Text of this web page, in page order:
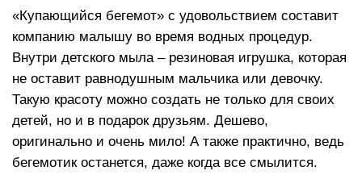
«Купающийся бегемот» с удовольствием составит
компанию малышу во время водных процедур.
Внутри детского мыла – резиновая игрушка, которая
не оставит равнодушным мальчика или девочку.
Такую красоту можно создать не только для своих
детей, но и в подарок друзьям. Дешево,
оригинально и очень мило! А также практично, ведь
бегемотик останется, даже когда все смылится.